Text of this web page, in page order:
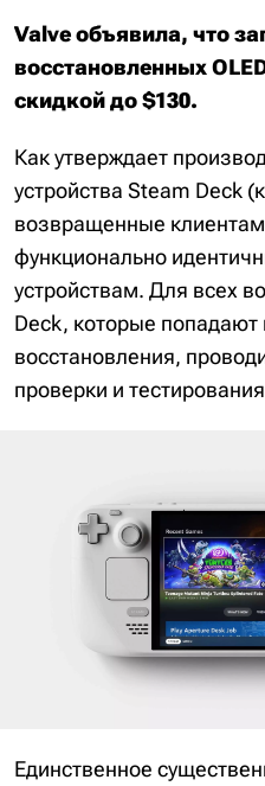
Valve объявила, что
восстановленных
скидкой до $130.
Как утверждает
устройства Steam Deck
возвращенные
функционально
устройствам. Для всех
Deck, которые
восстановления,
проверки и
Единственное